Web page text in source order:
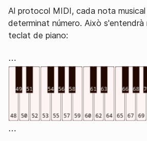
Al protocol MIDI, cada nota
determinat número. Això s'entendrà
teclat de piano:
⋯
⋯